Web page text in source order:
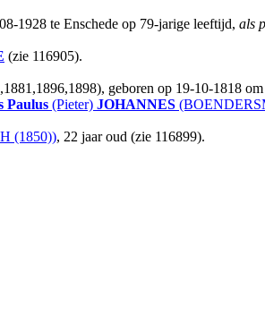
1928 te Enschede op 79-jarige leeftijd, als
(zie 116905).
geboren op 19-10-1818
Paulus (Pieter) JOHANNES
(1850)), 22 jaar oud (zie 116899).